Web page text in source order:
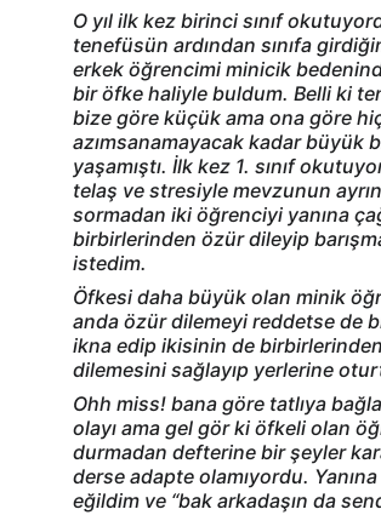
O yıl ilk kez birinci sınıf
tenefüsün ardından sınıfa
erkek öğrencimi minicik
bir öfke haliyle buldum. Belli ki
bize göre küçük ama ona göre
azımsanamayacak kadar büyük
yaşamıştı. İlk kez 1. sınıf
telaş ve stresiyle mevzunun
sormadan iki öğrenciyi yanına
birbirlerinden özür dileyip
istedim.
Öfkesi daha büyük olan minik
anda özür dilemeyi reddetse de
ikna edip ikisinin de
dilemesini sağlayıp yerlerine
Ohh miss! bana göre tatlıya
olayı ama gel gör ki öfkeli olan
durmadan defterine bir şeyler
derse adapte olamıyordu.
eğildim ve “bak arkadaşın da